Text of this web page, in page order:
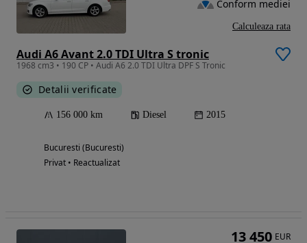
Audi A6 Avant 2.0 TDI Ultra S tronic
1968 cm3 • 190 CP • Audi A6 2.0 TDI Ultra DPF S Tronic
Detalii verificate
156 000 km Diesel 2015
Bucuresti (Bucuresti)
Privat • Reactualizat
Conform mediei
Calculeaza rata
13 450 EUR